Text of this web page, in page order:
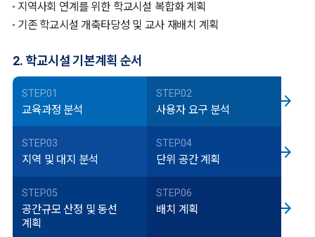
지역사회 연계를 위한 학교시설 복합화 계획
기존 학교시설 개축타당성 및 교사 재배치 계획
2. 학교시설 기본계획 순서
STEP.01
교육과정 분석
STEP.02
사용자 요구 분석
STEP.03
지역 및 대지 분석
STEP.04
단위 공간 계획
STEP.05
공간규모 산정 및 동선
계획
STEP.06
배치 계획